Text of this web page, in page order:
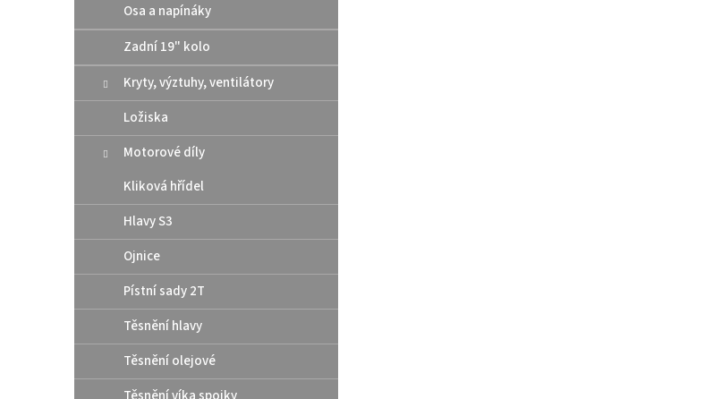
Osa a napínáky
Zadní 19" kolo
Kryty, výztuhy, ventilátory
Ložiska
Motorové díly
Kliková hřídel
Hlavy S3
Ojnice
Pístní sady 2T
Těsnění hlavy
Těsnění olejové